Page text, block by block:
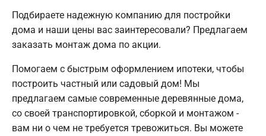
Подбираете надежную компанию для постройки
дома и наши цены вас заинтересовали? Предлагаем
заказать монтаж дома по акции.
Помогаем с быстрым оформлением ипотеки, чтобы
построить частный или садовый дом! Мы
предлагаем самые современные деревянные дома,
со своей транспортировкой, сборкой и монтажом -
вам ни о чем не требуется тревожиться. Вы можете